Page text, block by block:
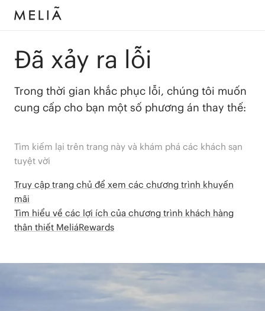
Đã xảy ra lỗi
Trong thời gian khắc phục lỗi, chúng tôi muốn
cung cấp cho bạn một số phương án thay thế:
Tìm kiếm lại trên trang này và khám phá các khách sạn
tuyệt vời
Truy cập trang chủ để xem các chương trình khuyến
mãi
Tìm hiểu về các lợi ích của chương trình khách hàng
thân thiết MeliáRewards